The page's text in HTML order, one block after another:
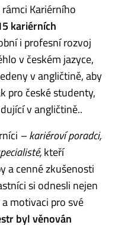
Kariérního
kariérních
i profesní rozvoj
v českém jazyce,
v angličtině, aby
pro české studenty,
v angličtině..
– kariéroví poradci,
kteří
a cenné zkušenosti
si odnesli nejen
motivaci pro své
byl věnován